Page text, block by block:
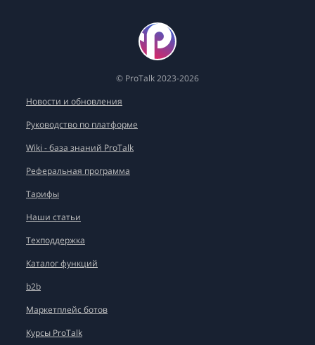
© ProTalk 2023-2026
Новости и обновления
Руководство по платформе
Wiki - база знаний ProTalk
Реферальная программа
Тарифы
Наши статьи
Техподдержка
Каталог функций
b2b
Маркетплейс ботов
Курсы ProTalk